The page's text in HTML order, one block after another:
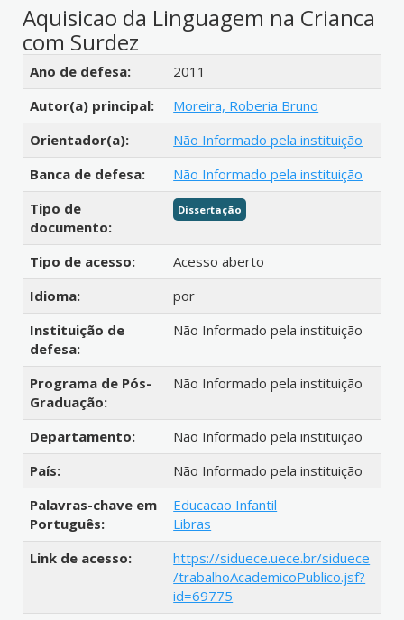
Aquisicao da Linguagem na Crianca
com Surdez
Detalhes bibliográficos
Ano de defesa:
2011
Autor(a) principal:
Moreira, Roberia Bruno
Orientador(a):
Não Informado pela instituição
Banca de defesa:
Não Informado pela instituição
Tipo de
documento:
Dissertação
Tipo de acesso:
Acesso aberto
Idioma:
por
Instituição de
defesa:
Não Informado pela instituição
Programa de Pós-
Graduação:
Não Informado pela instituição
Departamento:
Não Informado pela instituição
País:
Não Informado pela instituição
Palavras-chave em
Português:
Educacao Infantil
Libras
Link de acesso:
https://siduece.uece.br/siduece
/trabalhoAcademicoPublico.jsf?
id=69775